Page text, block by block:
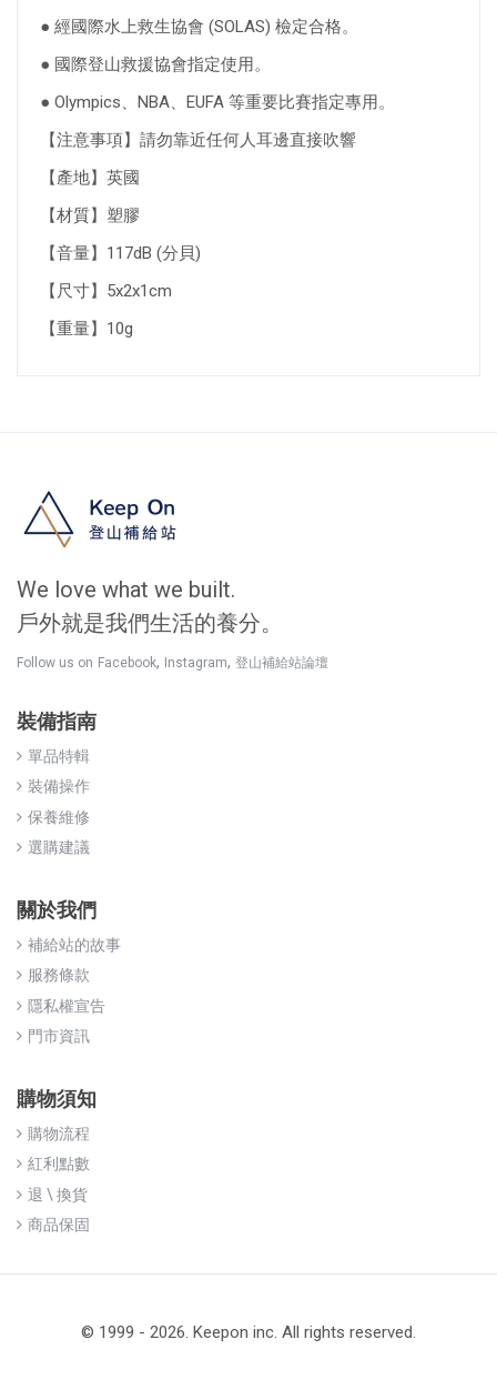
● 經國際水上救生協會 (SOLAS) 檢定合格。
● 國際登山救援協會指定使用。
● Olympics、NBA、EUFA 等重要比賽指定專用。
【注意事項】請勿靠近任何人耳邊直接吹響
【產地】英國
【材質】塑膠
【音量】117dB (分貝)
【尺寸】5x2x1cm
【重量】10g
We love what we built.
戶外就是我們生活的養分。
Follow us on Facebook, Instagram, 登山補給站論壇
裝備指南
單品特輯
裝備操作
保養維修
選購建議
關於我們
補給站的故事
服務條款
隱私權宣告
門市資訊
購物須知
購物流程
紅利點數
退 \ 換貨
商品保固
© 1999 - 2026. Keepon inc. All rights reserved.